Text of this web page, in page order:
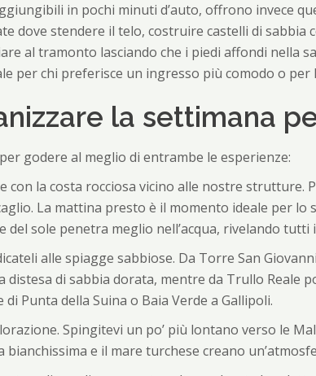
in pochi minuti d’auto, offrono invece
dove stendere il telo, costruire castelli di sabbia
al tramonto lasciando che i piedi affondi nella
per chi preferisce un ingresso più comodo o per
la settimana
godere al meglio di entrambe le esperienze:
con la costa rocciosa vicino alle nostre strutture.
La mattina presto è il momento ideale per lo
del sole penetra meglio nell’acqua, rivelando tutti
alle spiagge sabbiose. Da Torre San
distesa di sabbia dorata, mentre da Trullo Reale
Punta della Suina o Baia Verde a Gallipoli.
Spingitevi un po’ più lontano verso le
bianchissima e il mare turchese creano